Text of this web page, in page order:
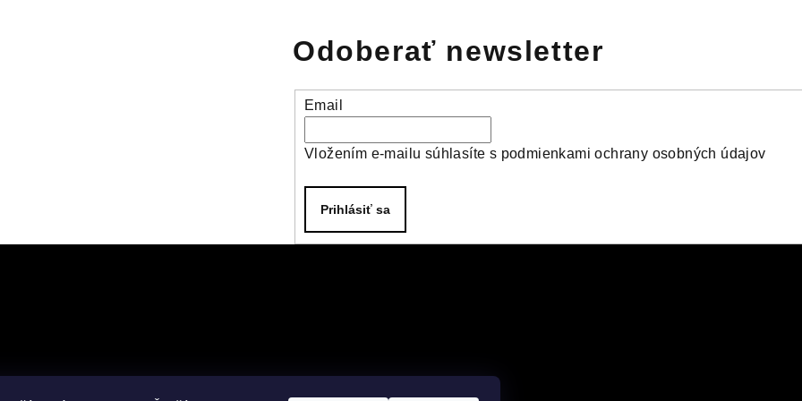
Odoberať newsletter
Email
Vložením e-mailu súhlasíte s podmienkami ochrany osobných údajov
Prihlásiť sa